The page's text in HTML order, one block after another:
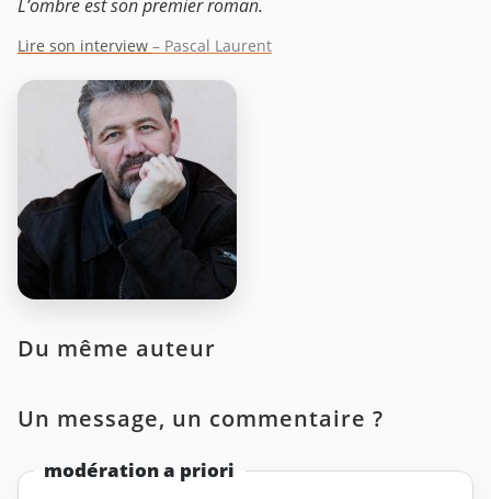
L’ombre est son premier roman.
Lire son interview – Pascal Laurent
Du même auteur
Un message, un commentaire ?
modération a priori